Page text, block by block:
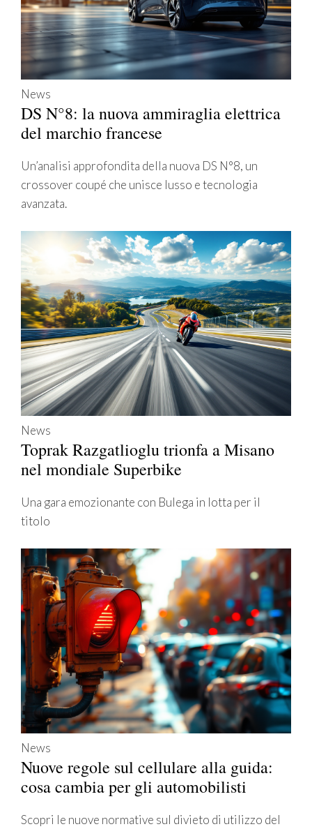
News
DS N°8: la nuova ammiraglia elettrica
del marchio francese
Un’analisi approfondita della nuova DS N°8, un
crossover coupé che unisce lusso e tecnologia
avanzata.
News
Toprak Razgatlioglu trionfa a Misano
nel mondiale Superbike
Una gara emozionante con Bulega in lotta per il
titolo
News
Nuove regole sul cellulare alla guida:
cosa cambia per gli automobilisti
Scopri le nuove normative sul divieto di utilizzo del